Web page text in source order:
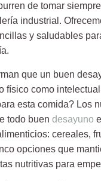
de tomar
industrial.
y saludables
que un buen
físico como
esta comida? Los
todo buen desayuno
cereales,
opciones que
nutritivas para